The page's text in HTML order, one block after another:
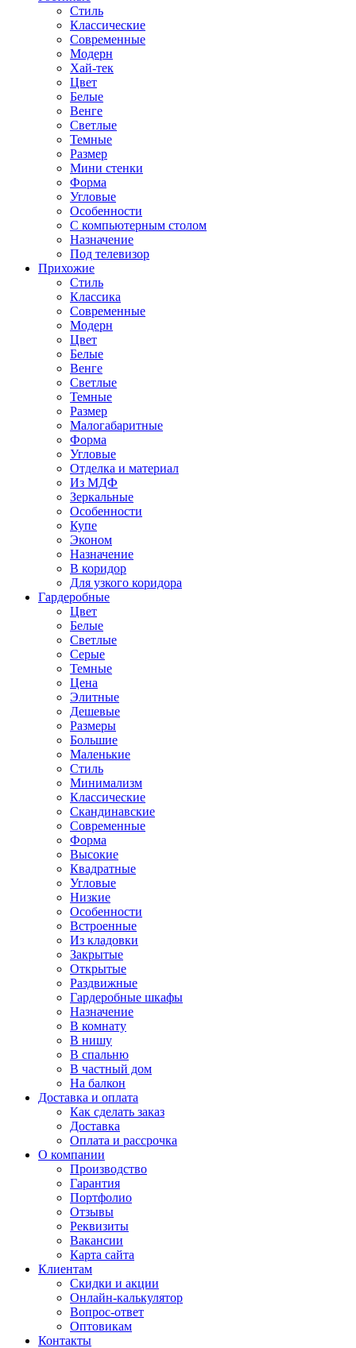
Стиль
Классические
Современные
Модерн
Хай-тек
Цвет
Белые
Венге
Светлые
Темные
Размер
Мини стенки
Форма
Угловые
Особенности
С компьютерным столом
Назначение
Под телевизор
Прихожие
Стиль
Классика
Современные
Модерн
Цвет
Белые
Венге
Светлые
Темные
Размер
Малогабаритные
Форма
Угловые
Отделка и материал
Из МДФ
Зеркальные
Особенности
Купе
Эконом
Назначение
В коридор
Для узкого коридора
Гардеробные
Цвет
Белые
Светлые
Серые
Темные
Цена
Элитные
Дешевые
Размеры
Большие
Маленькие
Стиль
Минимализм
Классические
Скандинавские
Современные
Форма
Высокие
Квадратные
Угловые
Низкие
Особенности
Встроенные
Из кладовки
Закрытые
Открытые
Раздвижные
Гардеробные шкафы
Назначение
В комнату
В нишу
В спальню
В частный дом
На балкон
Доставка и оплата
Как сделать заказ
Доставка
Оплата и рассрочка
О компании
Производство
Гарантия
Портфолио
Отзывы
Реквизиты
Вакансии
Карта сайта
Клиентам
Скидки и акции
Онлайн-калькулятор
Вопрос-ответ
Оптовикам
Контакты